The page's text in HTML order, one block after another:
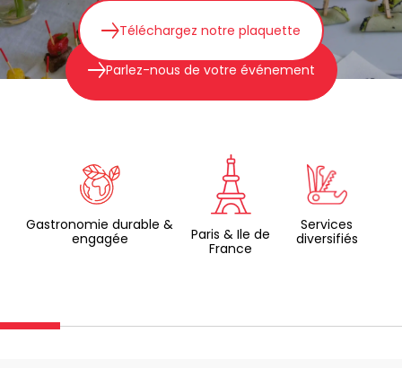
Parlez-nous de votre événement
Téléchargez notre plaquette
Gastronomie durable &
engagée
Paris & Ile de
France
Services
diversifiés